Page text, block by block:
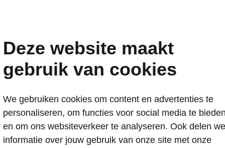
samenstellen of
uitvoering kiezen?
Deze website maakt
gebruik van cookies
We gebruiken cookies om content en advertenties te
personaliseren, om functies voor social media te bieden
en om ons websiteverkeer te analyseren. Ook delen we
informatie over jouw gebruik van onze site met onze